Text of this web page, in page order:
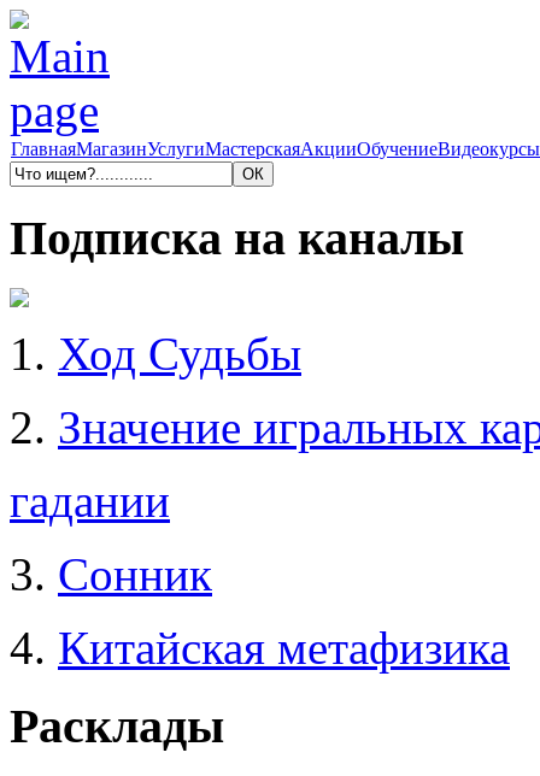
ГлавнаяМагазинУслугиМастерскаяАкцииОбучениеВидеокурсы
Подписка на каналы
1. Ход Судьбы
2. Значение игральных
гадании
3. Сонник
4. Китайская метафизика
Расклады